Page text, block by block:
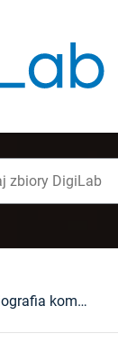
Wspomnienia Sybiraków : bibliografia komentowana zbiorów Archiwum Naukowego przy Zarządzie Głównym Polskiego Towarzystwa Ludoznawczego we Wrocławiu